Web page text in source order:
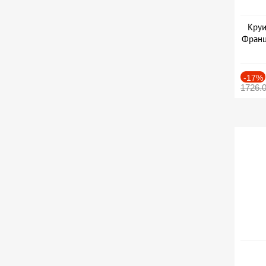
-17%